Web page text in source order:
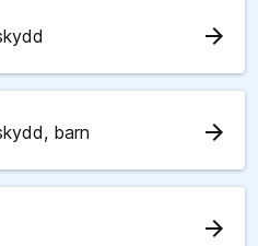
arrow_forward
barn arrow_forward
arrow_forward